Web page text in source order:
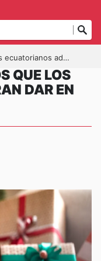
adoran dar en Navidad
QUE LOS
DAR EN